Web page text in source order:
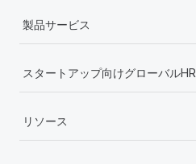
製品サービス
スタートアップ向けグローバルHR
リソース